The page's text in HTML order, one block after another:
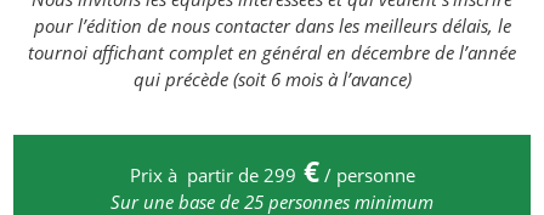
pour l’édition de nous contacter dans les meilleurs délais, le
tournoi affichant complet en général en décembre de l’année
qui précède (soit 6 mois à l’avance)
Prix à partir de 299 €/ personne
Sur une base de 25 personnes minimum